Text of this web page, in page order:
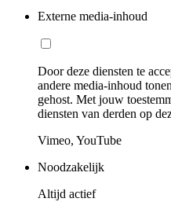
Externe media-inhoud
Door deze diensten te
andere media-inhoud
gehost. Met jouw
diensten van derden op
Vimeo, YouTube
Noodzakelijk
Altijd actief